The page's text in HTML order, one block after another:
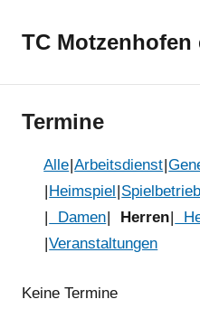
InhaltTC Motzenhofen
Termine
Alle Arbeitsdienst
Heimspiel Spielbetrieb
Damen
Herren
Veranstaltungen
Keine Termine